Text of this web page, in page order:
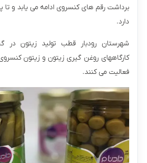
برداشت رقم های کنسروی ادامه می یابد و تا
دارد.
شهرستان رودبار قطب تولید زیتون در
کارگاههای روغن گیری زیتون و زیتون
فعالیت می کنند.